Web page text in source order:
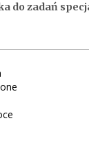
do zadań